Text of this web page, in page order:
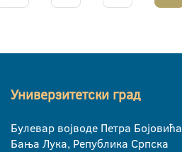
Универзитетски град
Булевар војводе Петра Бојовића
Бања Лука, Република Српска